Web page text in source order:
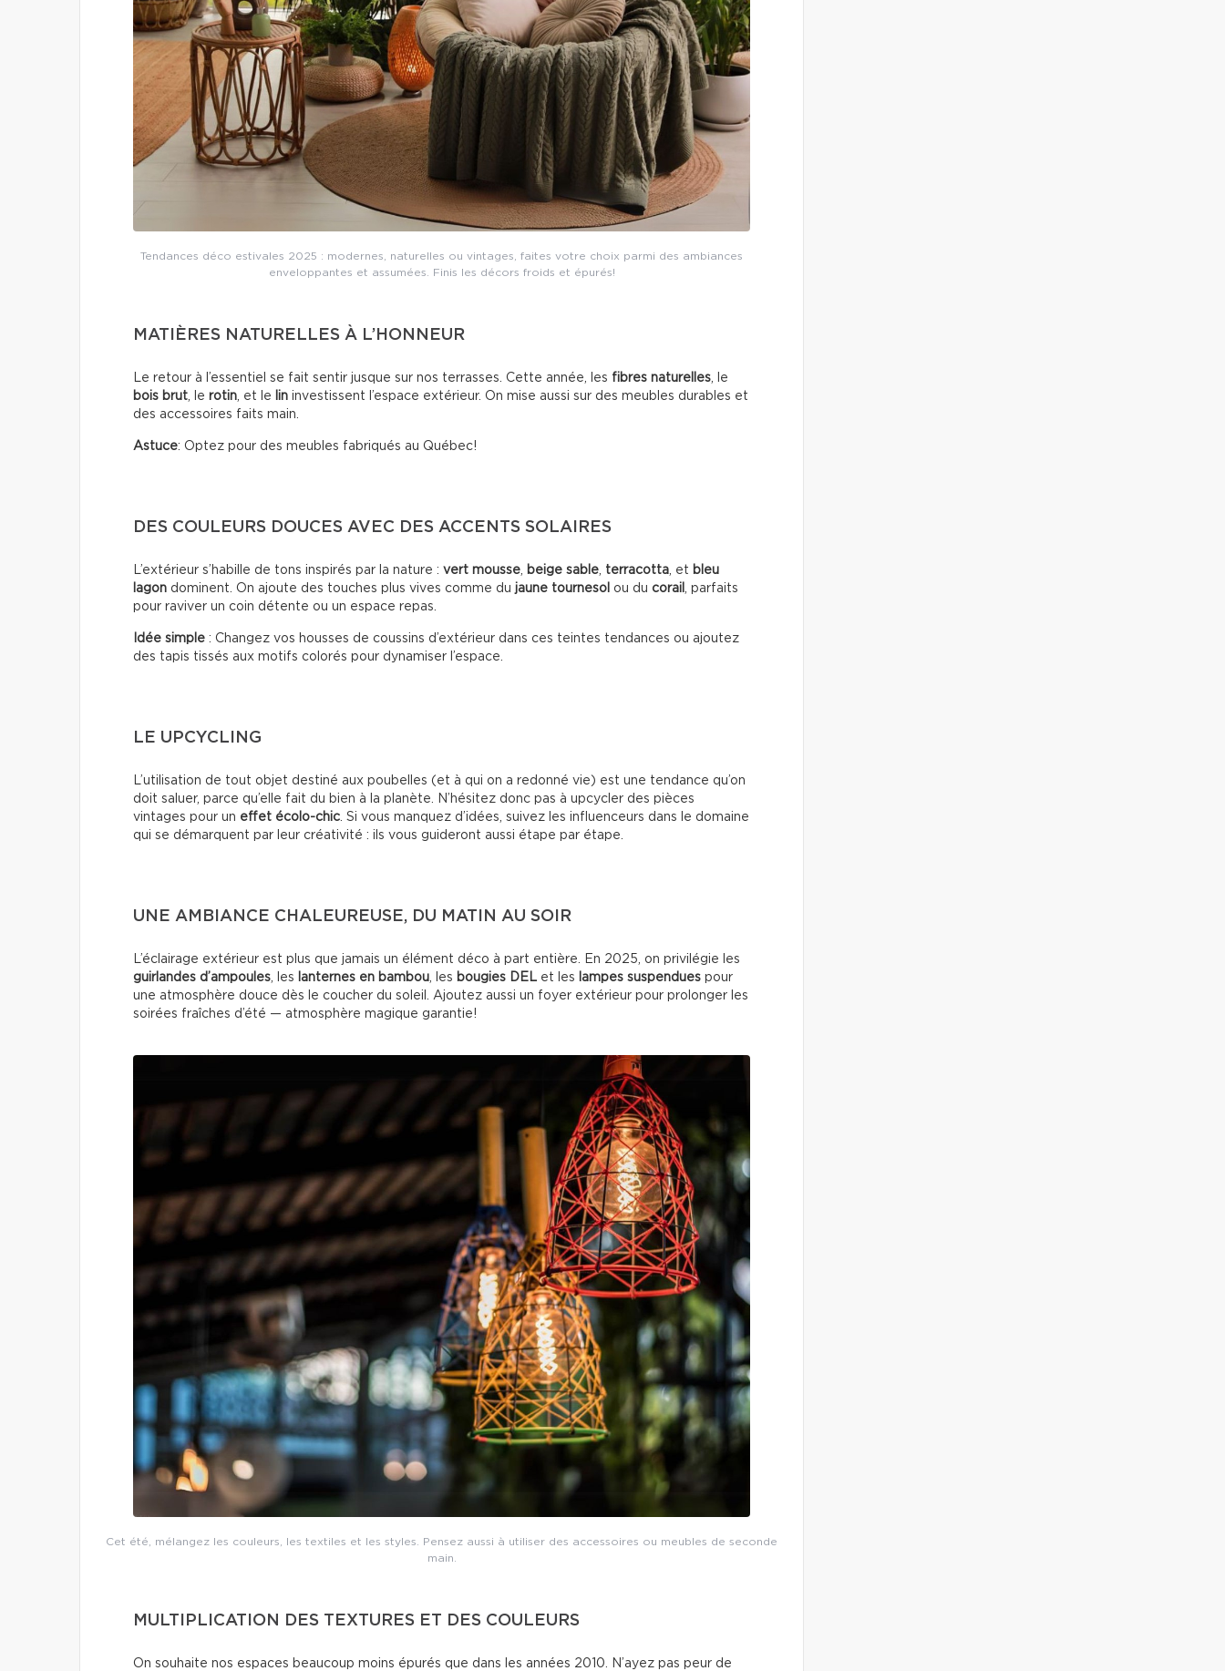
Tendances déco estivales 2025 : modernes, naturelles ou vintages, faites votre choix parmi des ambiances
enveloppantes et assumées. Finis les décors froids et épurés!
MATIÈRES NATURELLES À L’HONNEUR
Le retour à l’essentiel se fait sentir jusque sur nos terrasses. Cette année, les fibres naturelles, le
bois brut, le rotin, et le lin investissent l’espace extérieur. On mise aussi sur des meubles durables et
des accessoires faits main.
Astuce: Optez pour des meubles fabriqués au Québec!
DES COULEURS DOUCES AVEC DES ACCENTS SOLAIRES
L’extérieur s’habille de tons inspirés par la nature : vert mousse, beige sable, terracotta, et bleu
lagon dominent. On ajoute des touches plus vives comme du jaune tournesol ou du corail , parfaits
pour raviver un coin détente ou un espace repas.
Idée simple : Changez vos housses de coussins d’extérieur dans ces teintes tendances ou ajoutez
des tapis tissés aux motifs colorés pour dynamiser l’espace.
LE UPCYCLING
L’utilisation de tout objet destiné aux poubelles (et à qui on a redonné vie) est une tendance qu’on
doit saluer, parce qu’elle fait du bien à la planète. N’hésitez donc pas à upcycler des pièces
vintages pour un effet écolo-chic. Si vous manquez d’idées, suivez les influenceurs dans le domaine
qui se démarquent par leur créativité : ils vous guideront aussi étape par étape.
UNE AMBIANCE CHALEUREUSE, DU MATIN AU SOIR
L’éclairage extérieur est plus que jamais un élément déco à part entière. En 2025, on privilégie les
guirlandes d’ampoules, les lanternes en bambou, les bougies DEL et les lampes suspendues pour
une atmosphère douce dès le coucher du soleil. Ajoutez aussi un foyer extérieur pour prolonger les
soirées fraîches d’été — atmosphère magique garantie!
Cet été, mélangez les couleurs, les textiles et les styles. Pensez aussi à utiliser des accessoires ou meubles de seconde
main.
MULTIPLICATION DES TEXTURES ET DES COULEURS
On souhaite nos espaces beaucoup moins épurés que dans les années 2010. N’ayez pas peur de